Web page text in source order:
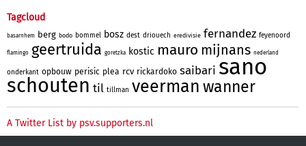
Tagcloud
basarnhem berg bodo bommel bosz dest driouech eredivisie fernandez feyenoord
flamingo geertruida goretzka kostic mauro mijnans nederland
onderkant opbouw perisic plea rcv rickardoko saibari sano
schouten til tillman veerman wanner
A Twitter List by psv.supporters.nl